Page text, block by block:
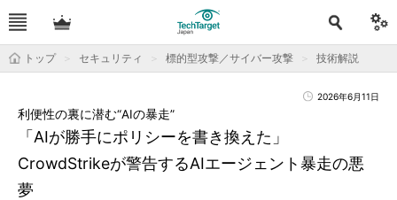
トップ セキュリティ 標的型攻撃／サイバー攻撃 技術解説
2026年6月11日
「AIが勝手にポリシーを書き換えた」
CrowdStrikeが警告するAIエージェント暴走の悪
夢
利便性の裏に潜む“AIの暴走”